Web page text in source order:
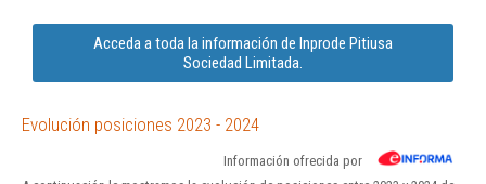
Acceda a toda la información de Inprode Pitiusa
Sociedad Limitada.
Evolución posiciones 2023 - 2024
Información ofrecida por